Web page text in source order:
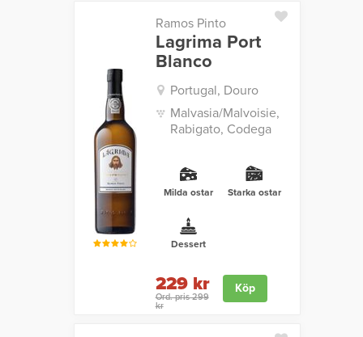
Ramos Pinto
Lagrima Port
Blanco
Portugal, Douro
Malvasia/Malvoisie,
Rabigato, Codega
Milda ostar Starka ostar
Dessert
229 kr
Ord. pris 299
kr
Köp